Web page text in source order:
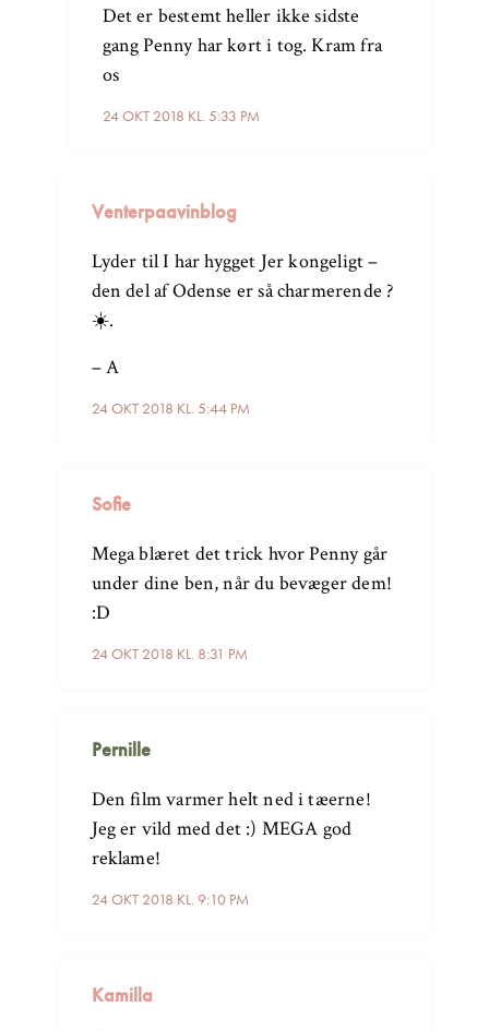
24 OKT 2018 KL. 5:33 PM
Det er bestemt heller ikke sidste
gang Penny har kørt i tog. Kram fra
os
Venterpaavinblog
24 OKT 2018 KL. 5:44 PM
Lyder til I har hygget Jer kongeligt –
den del af Odense er så charmerende ?
☀️.
– A
Sofie
24 OKT 2018 KL. 8:31 PM
Mega blæret det trick hvor Penny går
under dine ben, når du bevæger dem!
:D
Pernille
24 OKT 2018 KL. 9:10 PM
Den film varmer helt ned i tæerne!
Jeg er vild med det :) MEGA god
reklame!
Kamilla